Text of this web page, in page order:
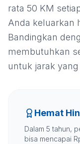
rata 50 KM
Anda keluarkan
Bandingkan
membutuhkan
untuk jarak
Hemat
Dalam 5 tahun,
bisa mencapai